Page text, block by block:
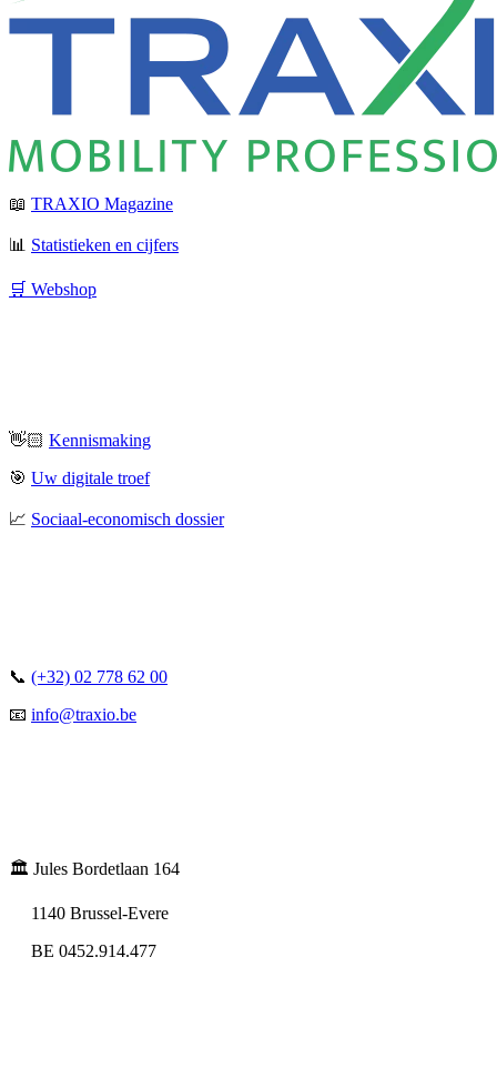
📖 TRAXIO Magazine
📊 Statistieken en cijfers
🛒 Webshop
👋🏻 Kennismaking
🎯 Uw digitale troef
📈 Sociaal-economisch dossier
📞 (+32) 02 778 62 00
📧 info@traxio.be
🏛️ Jules Bordetlaan 164
1140 Brussel-Evere
BE 0452.914.477